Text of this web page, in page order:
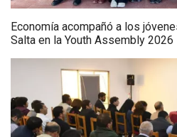
Economía acompañó a los
Salta en la Youth Assembly 2026